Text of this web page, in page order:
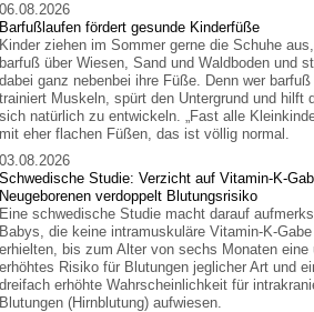
06.08.2026
Barfußlaufen fördert gesunde Kinderfüße
Kinder ziehen im Sommer gerne die Schuhe
barfuß über Wiesen, Sand und Waldboden und
dabei ganz nebenbei ihre Füße. Denn wer barfuß
trainiert Muskeln, spürt den Untergrund und hilft
sich natürlich zu entwickeln. „Fast alle
mit eher flachen Füßen, das ist völlig normal.
03.08.2026
Schwedische Studie: Verzicht auf Vitamin-K-
Neugeborenen verdoppelt Blutungsrisiko
Eine schwedische Studie macht darauf
Babys, die keine intramuskuläre Vitamin-K-Gabe
erhielten, bis zum Alter von sechs Monaten eine
erhöhtes Risiko für Blutungen jeglicher Art und
dreifach erhöhte Wahrscheinlichkeit für
Blutungen (Hirnblutung) aufwiesen.